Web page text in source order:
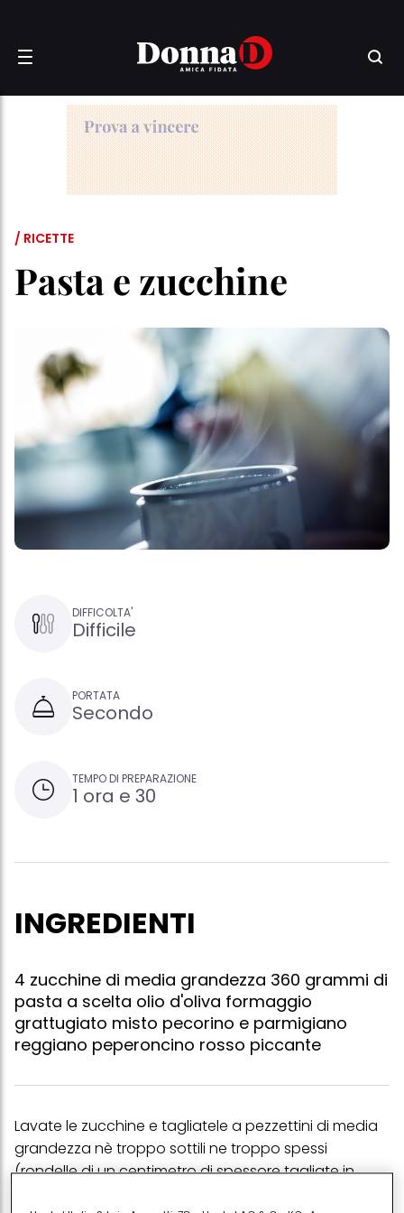
/ RICETTE
Pasta e zucchine
DIFFICOLTA'
Difficile
PORTATA
Secondo
TEMPO DI PREPARAZIONE
1 ora e 30
INGREDIENTI
4 zucchine di media grandezza 360 grammi di
pasta a scelta olio d'oliva formaggio
grattugiato misto pecorino e parmigiano
reggiano peperoncino rosso piccante
Lavate le zucchine e tagliatele a pezzettini di media
grandezza nè troppo sottili ne troppo spessi
(rondelle di un centimetro di spessore tagliate in